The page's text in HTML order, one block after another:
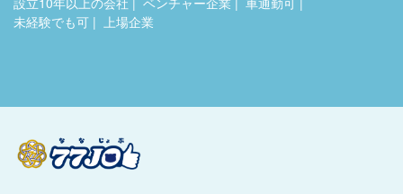
未経験でも可
上場企業